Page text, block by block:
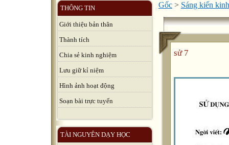
THÔNG TIN
Giới thiệu bản thân
Thành tích
Chia sẻ kinh nghiệm
Lưu giữ kỉ niệm
Hình ảnh hoạt động
Soạn bài trực tuyến
TÀI NGUYÊN DẠY HỌC
Gốc > Sáng kiến
sử 7